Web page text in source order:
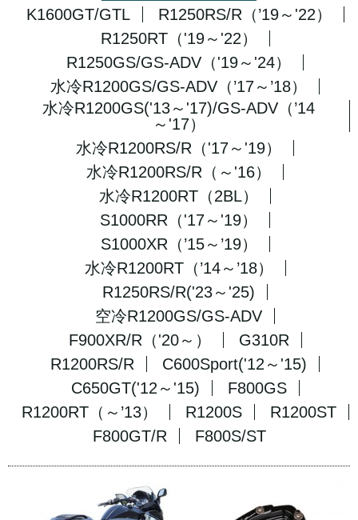
K1600GT/GTL
R1250RS/R（’19～'22）
R1250RT（'19～'22）
R1250GS/GS-ADV（'19～'24）
水冷R1200GS/GS-ADV（’17～’18）
水冷R1200GS('13～'17)/GS-ADV（’14
～'17）
水冷R1200RS/R（'17～'19）
水冷R1200RS/R（～'16）
水冷R1200RT（2BL）
S1000RR（'17～'19）
S1000XR（’15～’19）
水冷R1200RT（’14～’18）
R1250RS/R('23～'25)
空冷R1200GS/GS-ADV
F900XR/R（'20～）
G310R
R1200RS/R
C600Sport('12～'15)
C650GT('12～'15)
F800GS
R1200RT（～’13）
R1200S
R1200ST
F800GT/R
F800S/ST